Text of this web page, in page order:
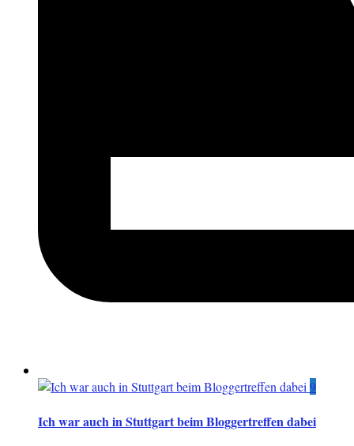
9
Ich war auch in Stuttgart beim Bloggertreffen dabei